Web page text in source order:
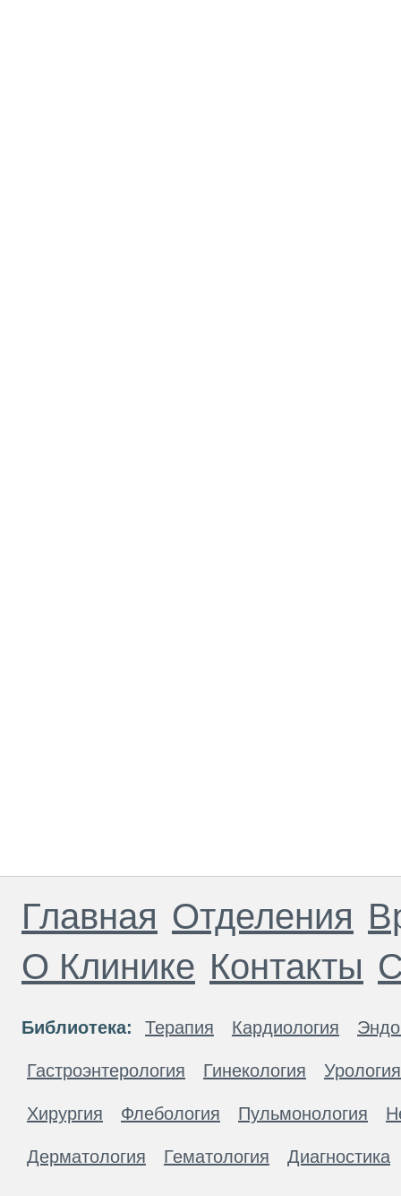
Главная Отделения
О Клинике Контакты
Библиотека: Терапия Кардиология
Гастроэнтерология Гинекология Урология
Хирургия Флебология Пульмонология
Дерматология Гематология Диагностика